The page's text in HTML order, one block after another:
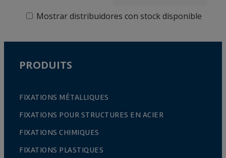
Mostrar distribuidores con stock disponible
PRODUITS
FIXATIONS MÉTALLIQUES
FIXATIONS POUR STRUCTURES EN ACIER
FIXATIONS CHIMIQUES
FIXATIONS PLASTIQUES